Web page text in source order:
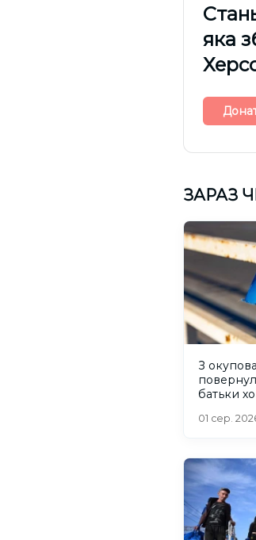
яка
ЗАРАЗ
З
батьки
01 сер.